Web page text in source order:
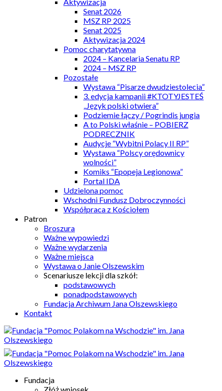
Senat 2026
MSZ RP 2025
Senat 2025
Aktywizacja 2024
Pomoc charytatywna
2024 – Kancelaria Senatu RP
2024 – MSZ RP
Pozostałe
Wystawa “Pisarze dwudziestolecia”
3. edycja kampanii #KTOTYJESTEŚ
„Język polski otwiera”
Podziemie łączy / Pogrindis jungia
A to Polski właśnie – POBIERZ
PODRECZNIK
Audycje “Wybitni Polacy II RP”
Wystawa “Polscy orędownicy
wolności”
Komiks “Epopeja Legionowa”
Portal IDA
Udzielona pomoc
Wschodni Fundusz Dobroczynności
Współpraca z Kościołem
Patron
Broszura
Ważne wypowiedzi
Ważne wydarzenia
Ważne miejsca
Wystawa o Janie Olszewskim
Scenariusze lekcji dla szkół:
podstawowych
ponadpodstawowych
Fundacja Archiwum Jana Olszewskiego
Kontakt
Fundacja